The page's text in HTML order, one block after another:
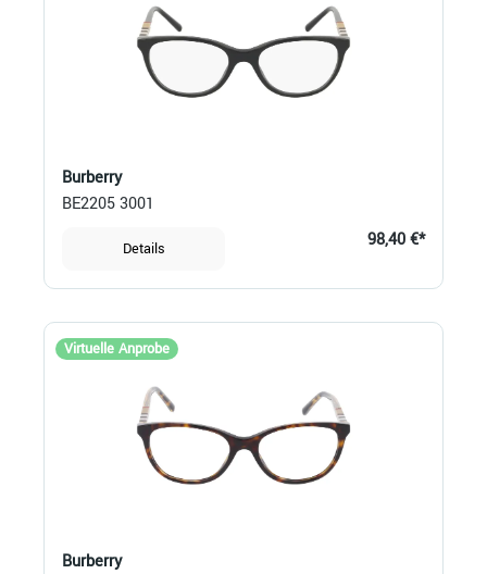
Burberry
BE2205 3001
Details 98,40 €*
Virtuelle Anprobe
Burberry